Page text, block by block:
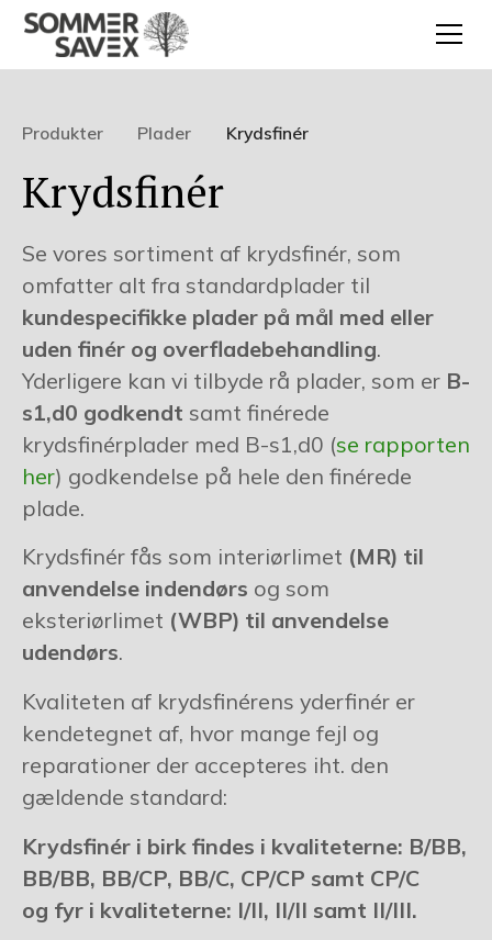
Produkter Plader Krydsfinér
Krydsfinér
Se vores sortiment af krydsfinér, som
omfatter alt fra standardplader til
kundespecifikke plader på mål med eller
uden finér og overfladebehandling.
Yderligere kan vi tilbyde rå plader, som er B-
s1,d0 godkendt samt finérede
krydsfinérplader med B-s1,d0 (se rapporten
her) godkendelse på hele den finérede
plade.
Krydsfinér fås som interiørlimet (MR) til
anvendelse indendørs og som
eksteriørlimet (WBP) til anvendelse
udendørs.
Kvaliteten af krydsfinérens yderfinér er
kendetegnet af, hvor mange fejl og
reparationer der accepteres iht. den
gældende standard:
Krydsfinér i birk findes i kvaliteterne: B/BB,
BB/BB, BB/CP, BB/C, CP/CP samt CP/C
og fyr i kvaliteterne: I/II, II/II samt II/III.